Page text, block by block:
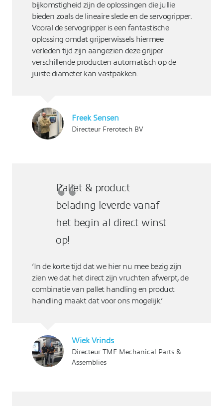
bijkomstigheid zijn de oplossingen die jullie
bieden zoals de lineaire slede en de servogripper.
Vooral de servogripper is een fantastische
oplossing omdat grijperwissels hiermee
verleden tijd zijn aangezien deze grijper
verschillende producten automatisch op de
juiste diameter kan vastpakken.
Freek Sensen
Directeur Frerotech BV
Pallet & product
belading leverde vanaf
het begin al direct winst
op!
‘In de korte tijd dat we hier nu mee bezig zijn
zien we dat het direct zijn vruchten afwerpt, de
combinatie van pallet handling en product
handling maakt dat voor ons mogelijk.’
Wiek Vrinds
Directeur TMF Mechanical Parts &
Assemblies